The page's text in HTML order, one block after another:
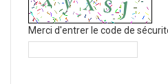
Merci d'entrer le code de